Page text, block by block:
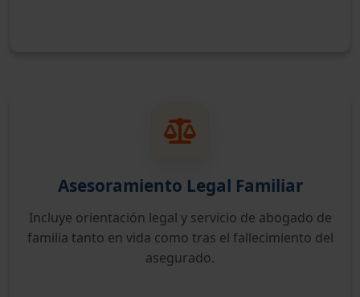
Asesoramiento Legal Familiar
Incluye orientación legal y servicio de abogado de
familia tanto en vida como tras el fallecimiento del
asegurado.